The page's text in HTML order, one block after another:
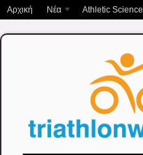
Αρχική Νέα Athletic Science